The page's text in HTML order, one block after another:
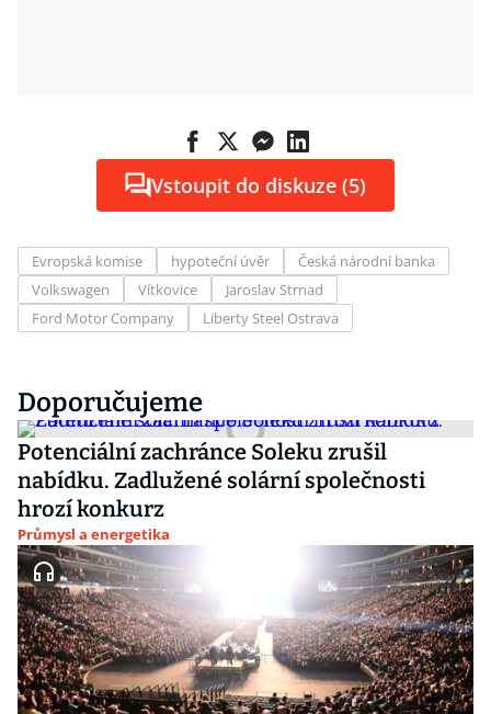
Vstoupit do diskuze (5)
Evropská komise hypoteční úvěr
Česká národní banka
Volkswagen
Vítkovice
Jaroslav Strnad
Ford Motor Company
Liberty Steel Ostrava
Doporučujeme
Potenciální zachránce Soleku zrušil
nabídku. Zadlužené solární společnosti
hrozí konkurz
Průmysl a energetika